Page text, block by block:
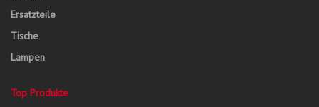
Ersatzteile
Tische
Lampen
Top Produkte